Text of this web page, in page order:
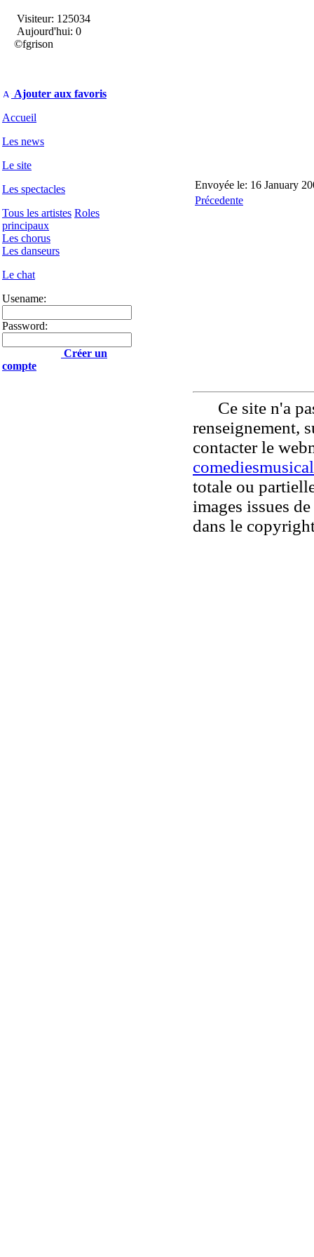
Visiteur: 125034
Aujourd'hui: 0
©fgrison
Ajouter aux favoris
Accueil
Les news
Le site
Les spectacles
Tous les artistes Roles
principaux
Les chorus
Les danseurs
Le chat
Usename:
Password:
Créer un
compte
Envoyée le: 16 January
Précedente
Ce site n'a
renseignement,
contacter le
totale ou
images issues
dans le